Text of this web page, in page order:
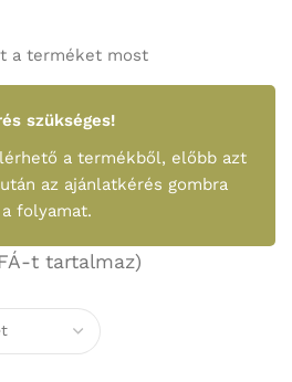
a terméket most
szükséges!
a termékből, előbb azt
az ajánlatkérés gombra
folyamat.
t tartalmaz)